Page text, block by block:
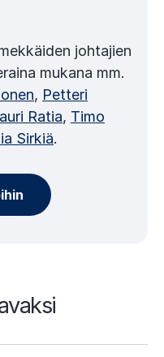
johtajien
mukana mm.
, Petteri
Ratia, Timo
Sirkiä.